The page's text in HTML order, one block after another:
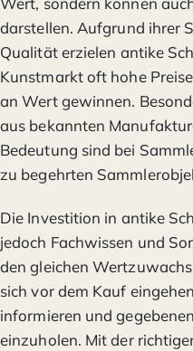
darstellen. Aufgrund ihrer
Qualität erzielen antike
Kunstmarkt oft hohe
an Wert gewinnen.
aus bekannten
Bedeutung sind bei
zu begehrten
Die Investition in antike
jedoch Fachwissen und
den gleichen
sich vor dem Kauf
informieren und
einzuholen. Mit der